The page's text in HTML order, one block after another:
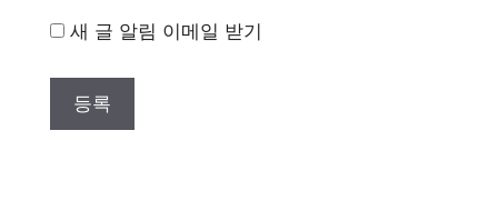
새 글 알림 이메일 받기